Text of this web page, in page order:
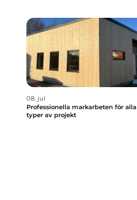
08. jul
Professionella markarbeten för alla
typer av projekt